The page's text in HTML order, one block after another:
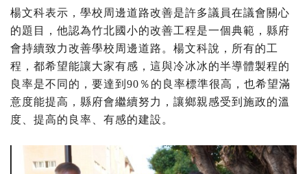
楊文科表示，學校周邊道路改善是許多議員在議會關心
的題目，他認為竹北國小的改善工程是一個典範，縣府
會持續致力改善學校周邊道路。楊文科說，所有的工
程，都希望能讓大家有感，這與冷冰冰的半導體製程的
良率是不同的，要達到90％的良率標準很高，也希望滿
意度能提高，縣府會繼續努力，讓鄉親感受到施政的溫
度、提高的良率、有感的建設。